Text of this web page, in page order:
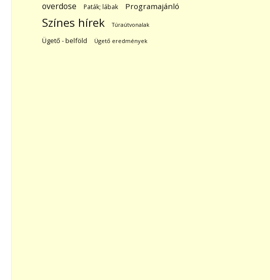
overdose Paták; lábak Programajánló
Színes hírek Túraútvonalak
Ügető - belföld Ügető eredmények